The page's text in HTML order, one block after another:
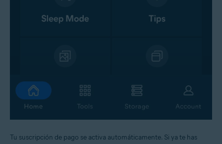
Tu suscripción de pago se activa automáticamente. Si ya te has